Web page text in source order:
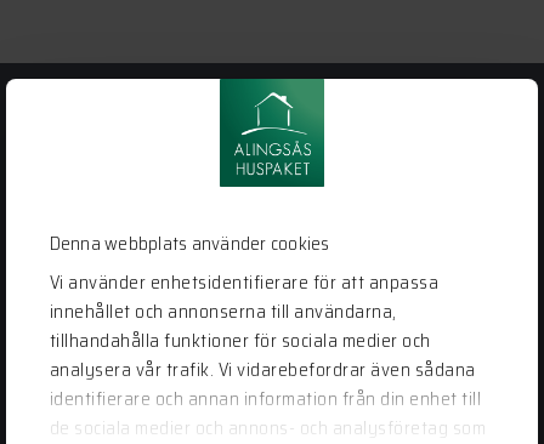
Denna webbplats använder cookies
Vi använder enhetsidentifierare för att anpassa
innehållet och annonserna till användarna,
tillhandahålla funktioner för sociala medier och
analysera vår trafik. Vi vidarebefordrar även sådana
identifierare och annan information från din enhet till
de sociala medier och annons- och analysföretag som
441 92 Alingsås
0322-22 95 50
info@alingsashuspaket.se
LÄNKAR
Husidéer